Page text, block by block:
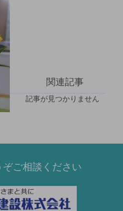
関連記事
記事が見つかりません
ぞご相談ください